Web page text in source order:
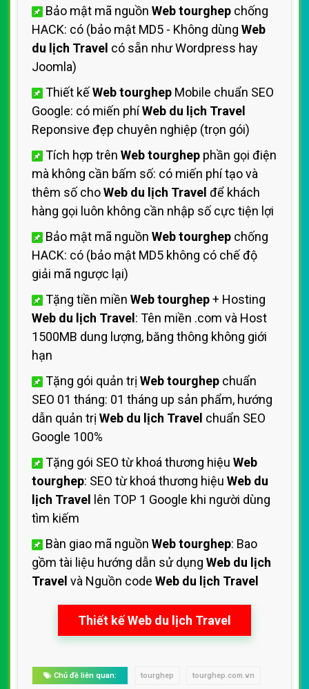
Bảo mật mã nguồn Web tourghep chống
HACK: có (bảo mật MD5 - Không dùng Web
du lịch Travel có sẵn như Wordpress hay
Joomla)
Thiết kếWeb tourghep Mobile chuẩn SEO
Google: có miến phíWeb du lịch Travel
Reponsive đẹp chuyên nghiệp (trọn gói)
Tích hợp trên Web tourghep phần gọi điện
mà không cần bấm số: có miến phí tạo và
thêm số choWeb du lịch Travel để khách
hàng gọi luôn không cần nhập số cực tiện lợi
Bảo mật mã nguồn Web tourghep chống
HACK: có (bảo mật MD5 không có chế độ
giải mã ngược lại)
Tặng tiền miền Web tourghep+ Hosting
Web du lịch Travel : Tên miền .com và Host
1500MB dung lượng, băng thông không giới
hạn
Tặng gói quản trị Web tourghep chuẩn
SEO 01 tháng: 01 tháng up sản phẩm, hướng
dẫn quản trị Web du lịch Travel chuẩn SEO
Google 100%
Tặng gói SEO từ khoá thương hiệu Web
tourghep: SEO từ khoá thương hiệu Web du
lịch Travel
lên TOP 1 Google khi người dùng
tìm kiếm
Bàn giao mã nguồn Web tourghep: Bao
gồm tài liệu hướng dẫn sử dụng Web du lịch
Travel và Nguồn code Web du lịch Travel
Thiết kế Web du lịch Travel
Chủ đề liên quan: tourghep tourghep.com.vn